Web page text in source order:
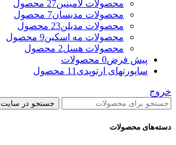
محصولات لامینین27 محصول
محصولات مدیسان7 محصول
محصولات مدیلن23 محصول
محصولات مه اسکین9 محصول
محصولات هسل2 محصول
پیش فرض0 محصولات
ساپورتهای ارتوپدی 11 محصول
خروج
جستجو در سایت
دسته‌های محصولات